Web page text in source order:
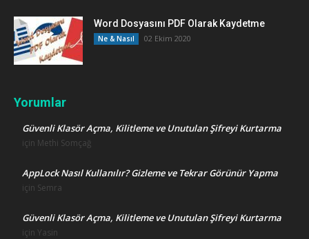
Word Dosyasını PDF Olarak Kaydetme
Ne & Nasıl 02 Ekim 2020
Yorumlar
Güvenli Klasör Açma, Kilitleme ve Unutulan Şifreyi Kurtarma
için Methi Somçağ
AppLock Nasıl Kullanılır? Gizleme ve Tekrar Görünür Yapma
için Semra
Güvenli Klasör Açma, Kilitleme ve Unutulan Şifreyi Kurtarma
için Yasin